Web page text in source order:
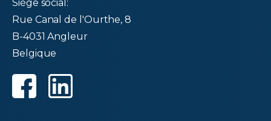
Siège social:
Rue Canal de l'Ourthe, 8
B-4031 Angleur
Belgique